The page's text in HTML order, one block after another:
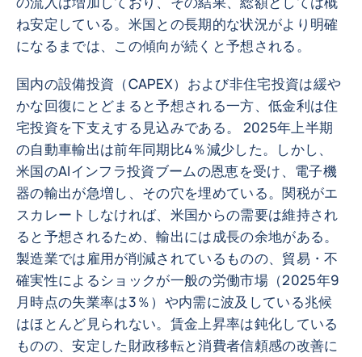
ね安定している。米国との長期的な状況がより明確
になるまでは、この傾向が続くと予想される。
国内の設備投資（CAPEX）および非住宅投資は緩や
かな回復にとどまると予想される一方、低金利は住
宅投資を下支えする見込みである。 2025年上半期
の自動車輸出は前年同期比4％減少した。しかし、
米国のAIインフラ投資ブームの恩恵を受け、電子機
器の輸出が急増し、その穴を埋めている。関税がエ
スカレートしなければ、米国からの需要は維持され
ると予想されるため、輸出には成長の余地がある。
製造業では雇用が削減されているものの、貿易・不
確実性によるショックが一般の労働市場（2025年9
月時点の失業率は3％）や内需に波及している兆候
はほとんど見られない。賃金上昇率は鈍化している
ものの、安定した財政移転と消費者信頼感の改善に